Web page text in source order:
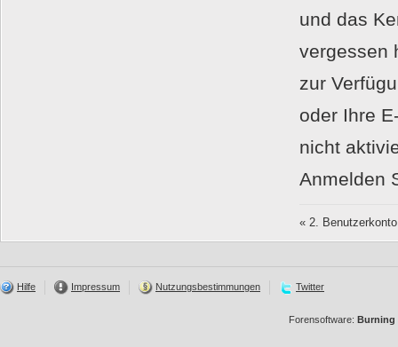
und das
vergessen
zur
oder Ihre
nicht
Anmelden
« 2.
Hilfe Impressum Nutzungsbestimmungen Twitter
Forensoftware: Burning